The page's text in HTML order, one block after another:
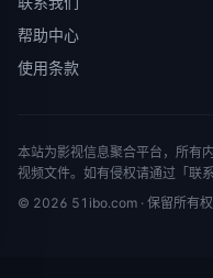
帮助中心
使用条款
本站为影视信息聚合平台，所有
视频文件。如有侵权请通过「联
© 2026 51ibo.com · 保留所有权